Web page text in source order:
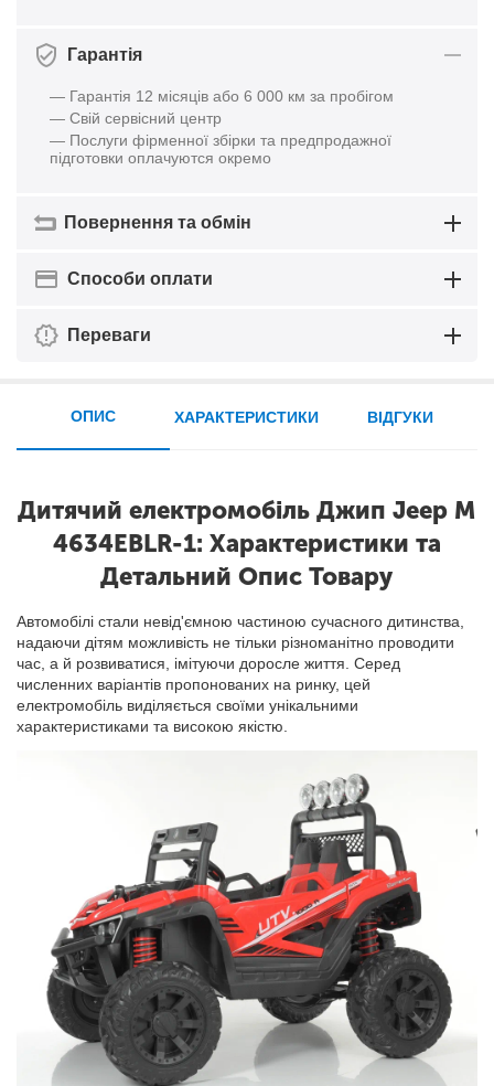
Гарантія
— Гарантія 12 місяців або 6 000 км за пробігом
— Свій сервісний центр
— Послуги фірменної збірки та предпродажної
підготовки оплачуются окремо
Повернення та обмін
Способи оплати
Переваги
ОПИС
Дитячий електромобіль Джип Jeep M
4634EBLR-1: Характеристики та
Детальний Опис Товару
Автомобілі стали невід'ємною частиною сучасного дитинства,
надаючи дітям можливість не тільки різноманітно проводити
час, а й розвиватися, імітуючи доросле життя. Серед
численних варіантів пропонованих на ринку, цей
електромобіль виділяється своїми унікальними
характеристиками та високою якістю.
ХАРАКТЕРИСТИКИ ВІДГУКИ